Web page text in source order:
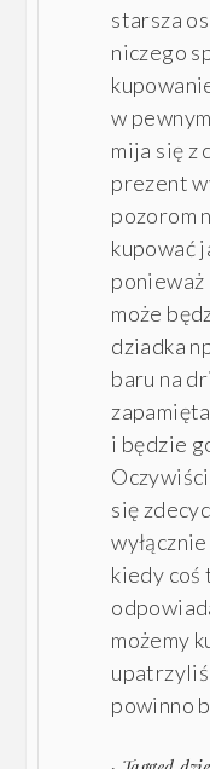
starsza
niczego
w
mija się z
prezent
pozorom
kupować
ponieważ
może
dziadka
baru na
i będzie
się
kiedy coś
możemy
powinno